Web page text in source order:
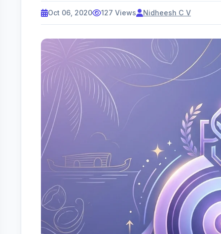
Oct 06, 2020 127 Views Nidheesh C V